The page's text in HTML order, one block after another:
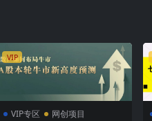
VIP
VIP专区 网创项目